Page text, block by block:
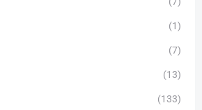
(1)
(7)
(13)
(133)